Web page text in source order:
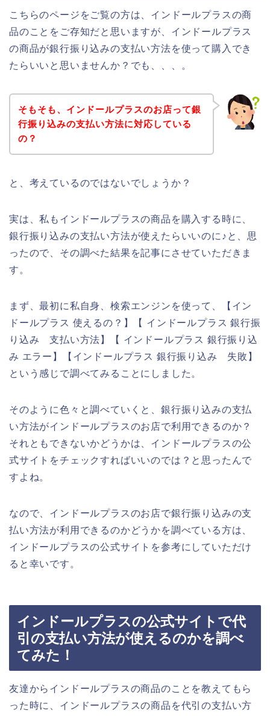
こちらのページをご覧の方は、インドールプラスの商
品のことをご存知だと思いますが、インドールプラス
の商品が銀行振り込みの支払い方法を使って購入でき
たらいいと思いませんか？でも、、、。
そもそも、インドールプラスのお店って銀
行振り込みの支払い方法に対応している
の？
と、考えているのではないでしょうか？
実は、私もインドールプラスの商品を購入する時に、
銀行振り込みの支払い方法が使えたらいいのに♪と、思
ったので、その調べた結果を記事にさせていただきま
す。
まず、最初に私自身、検索エンジンを使って、【イン
ドールプラス 使えるの？】【 インドールプラス 銀行振
り込み 支払い方法】【 インドールプラス 銀行振り込
み エラー】【インドールプラス 銀行振り込み 失敗】
という感じで調べてみることにしました。
そのように色々と調べていくと、銀行振り込みの支払
い方法がインドールプラスのお店で利用できるのか？
それともできないかどうかは、インドールプラスの公
式サイトをチェックすればいいのでは？と思ったんで
すよね。
なので、インドールプラスのお店で銀行振り込みの支
払い方法が利用できるのかどうかを調べている方は、
インドールプラスの公式サイトを参考にしていただけ
ると幸いです。
インドールプラスの公式サイトで代
引の支払い方法が使えるのかを調べ
てみた！
友達からインドールプラスの商品のことを教えてもら
った時に、インドールプラスの商品を代引の支払い方